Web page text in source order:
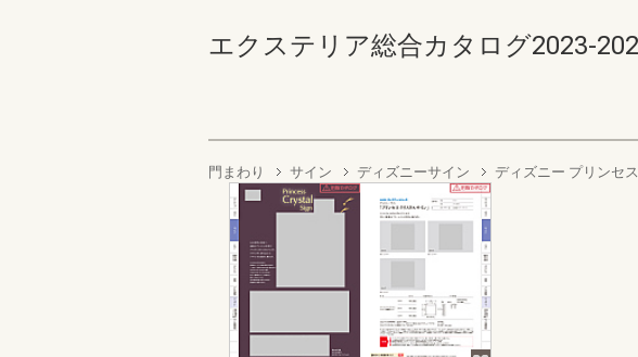
エクステリア総合カタログ2023-
門まわり サイン ディズニーサイン ディズニー プリンセ